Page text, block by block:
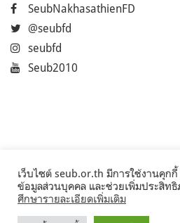
SeubNakhasathienFD
@seubfd
seubfd
Seub2010
เว็บไซต์ seub.or.th มีการใช้งานคุก
ข้อมูลส่วนบุคคล และช่วยเพิ่มประสิท
ศึกษารายละเอียดเพิ่มเติม